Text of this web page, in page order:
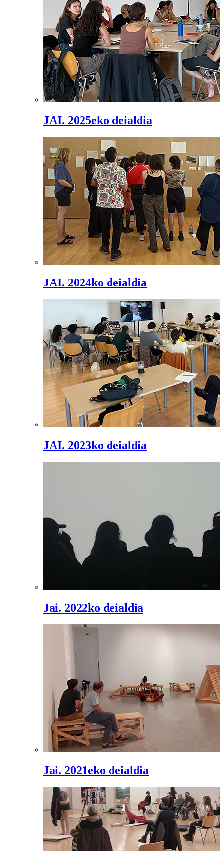
JAI. 2025eko deialdia
JAI. 2024ko deialdia
JAI. 2023ko deialdia
Jai. 2022ko deialdia
Jai. 2021eko deialdia